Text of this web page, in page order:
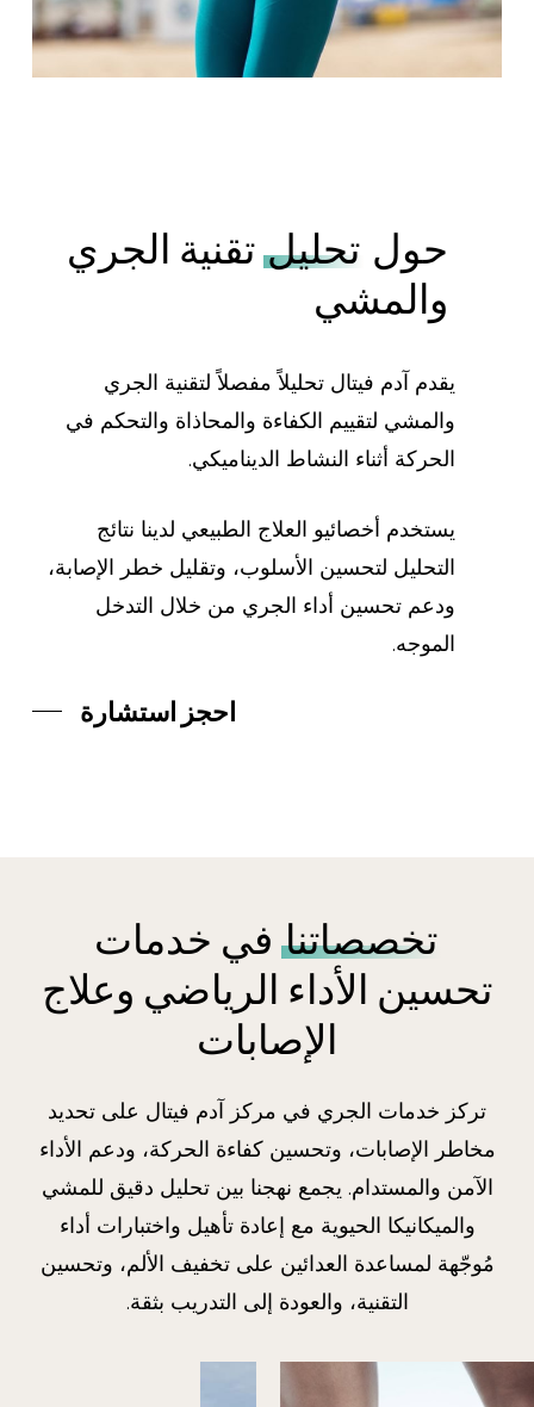
حول تحليلتقنية الجري
والمشي
يقدم آدم فيتال تحليلاً مفصلاً لتقنية الجري
والمشي لتقييم الكفاءة والمحاذاة والتحكم في
الحركة أثناء النشاط الديناميكي.
يستخدم أخصائيو العلاج الطبيعي لدينا نتائج
التحليل لتحسين الأسلوب، وتقليل خطر الإصابة،
ودعم تحسين أداء الجري من خلال التدخل
الموجه.
احجز استشارة
تخصصاتنا في خدمات
تحسين الأداء الرياضي وعلاج
الإصابات
تركز خدمات الجري في مركز آدم فيتال على تحديد
مخاطر الإصابات، وتحسين كفاءة الحركة، ودعم الأداء
الآمن والمستدام. يجمع نهجنا بين تحليل دقيق للمشي
والميكانيكا الحيوية مع إعادة تأهيل واختبارات أداء
مُوجّهة لمساعدة العدائين على تخفيف الألم، وتحسين
التقنية، والعودة إلى التدريب بثقة.